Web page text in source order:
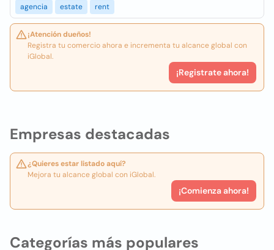
Empresas destacadas
¿Quieres estar listado aquí?
Mejora tu alcance global con iGlobal.
¡Comienza ahora!
agencia
estate rent
¡Atención dueños!
Registra tu comercio ahora e incrementa tu alcance global con
iGlobal.
¡Registrate ahora!
Categorías más populares